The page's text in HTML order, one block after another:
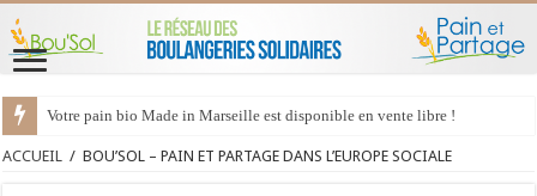
Votre pain bio Made in Marseille est disponible en vente libre !
ACCUEIL / BOU’SOL – PAIN ET PARTAGE DANS L’EUROPE SOCIALE